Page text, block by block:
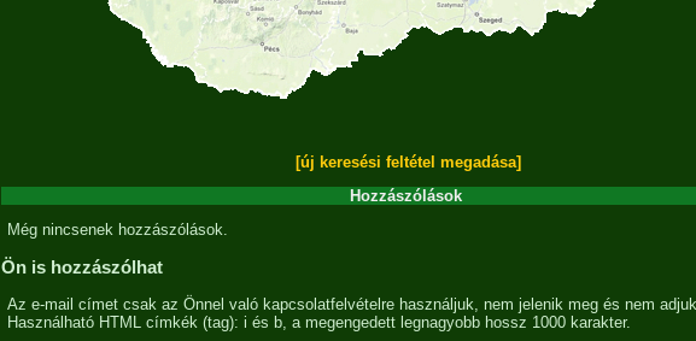
[új keresési feltétel megadása]
Hozzászólások
Még nincsenek hozzászólások.
Ön is hozzászólhat
Az e-mail címet csak az Önnel való kapcsolatfelvételre használjuk, nem jelenik meg és nem adjuk
Használható HTML címkék (tag): i és b, a megengedett legnagyobb hossz 1000 karakter.